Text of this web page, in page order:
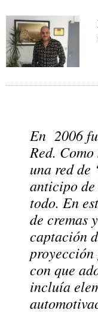
En 2006
Red.
una red de
anticipo
todo. En
de cremas
captación
con que
incluía